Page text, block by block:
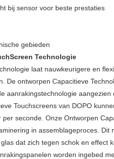
bij sensor voor beste prestaties
gebieden
Technologie
laat nauwkeurigere en
De ontworpen Capacitieve
aanrakingstechnologie
Touchscreens van DOPO
seconde. Onze Ontworpen
in assemblageproces. Dit
dat zich tegen schok en effect
worden ingebed